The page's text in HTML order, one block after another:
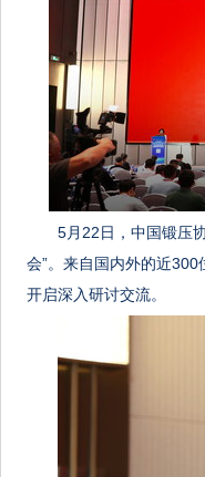
5月22日，中国锻压
会”。来自国内外的近300
开启深入研讨交流。